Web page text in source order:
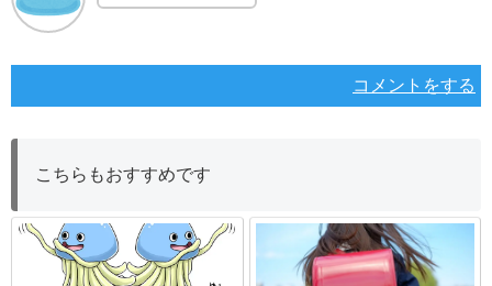
コメントをする
こちらもおすすめです